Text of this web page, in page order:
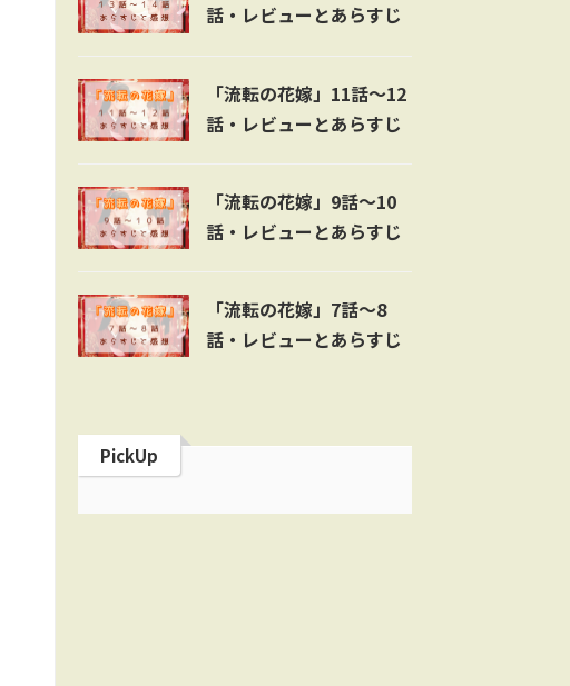
話・レビューとあらすじ
「流転の花嫁」11話～12
話・レビューとあらすじ
「流転の花嫁」9話～10
話・レビューとあらすじ
「流転の花嫁」7話～8
話・レビューとあらすじ
PickUp